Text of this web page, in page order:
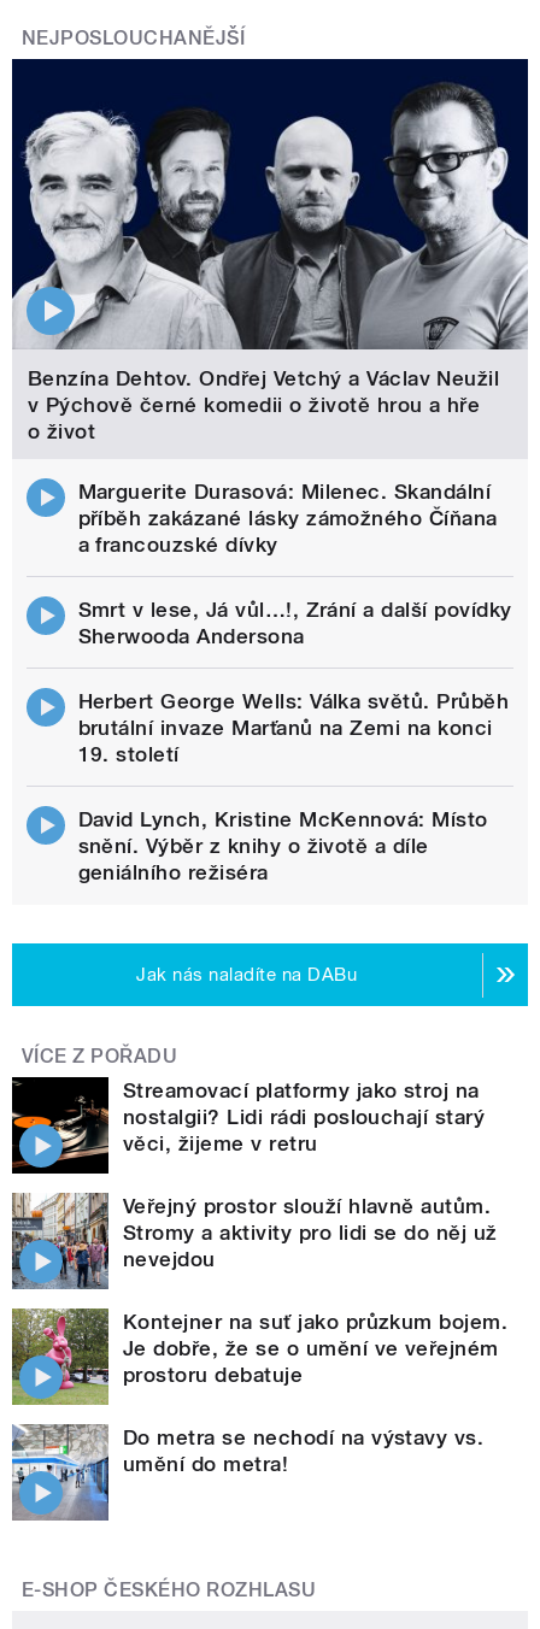
NEJPOSLOUCHANĚJŠÍ
Benzína Dehtov. Ondřej Vetchý a Václav Neužil
v Pýchově černé komedii o životě hrou a hře
o život
Marguerite Durasová: Milenec. Skandální
příběh zakázané lásky zámožného Číňana
a francouzské dívky
Smrt v lese, Já vůl…!, Zrání a další povídky
Sherwooda Andersona
Herbert George Wells: Válka světů. Průběh
brutální invaze Marťanů na Zemi na konci
19. století
David Lynch, Kristine McKennová: Místo
snění. Výběr z knihy o životě a díle
geniálního režiséra
Jak nás naladíte na DABu
VÍCE Z POŘADU
Streamovací platformy jako stroj na
nostalgii? Lidi rádi poslouchají starý
věci, žijeme v retru
Veřejný prostor slouží hlavně autům.
Stromy a aktivity pro lidi se do něj už
nevejdou
Kontejner na suť jako průzkum bojem.
Je dobře, že se o umění ve veřejném
prostoru debatuje
Do metra se nechodí na výstavy vs.
umění do metra!
E-SHOP ČESKÉHO ROZHLASU